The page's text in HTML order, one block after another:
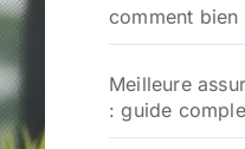
comment bien
Meilleure
: guide